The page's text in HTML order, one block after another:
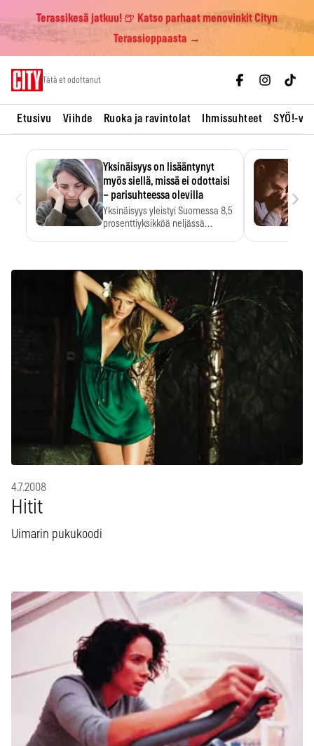
Terassikesä jatkuu! 🍺 Katso parhaat menovinkit Cityn
Terassioppaasta →
Tätä et odottanut
Etusivu Viihde Ruoka ja ravintolat Ihmissuhteet SYÖ!-
Yksinäisyys on lisääntynyt
myös siellä, missä ei odottaisi
– parisuhteessa olevilla
Yksinäisyys yleistyi Suomessa 8,5
prosenttiyksikköä neljässä
›
4.7.2008
Hitit
Uimarin pukukoodi